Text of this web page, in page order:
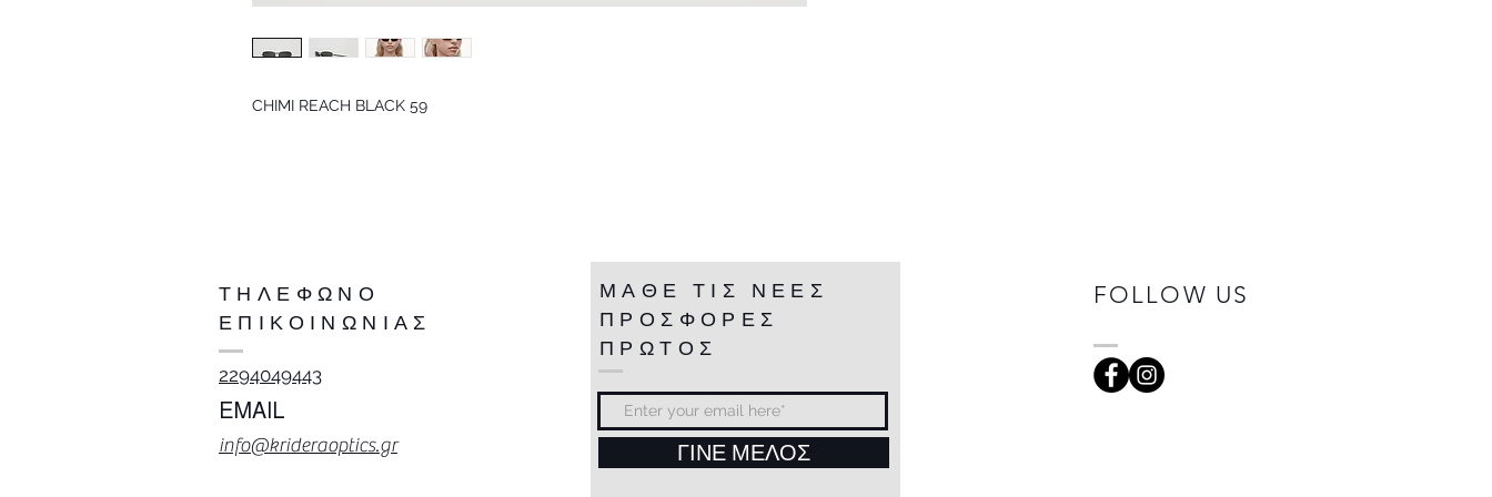
CHIMI REACH BLACK 59
ΤΗΛΕΦΩΝΟ
ΕΠΙΚΟΙΝΩΝΙΑΣ
2294049443
EMAIL
info@krideraoptics.gr
ΜΑΘΕ ΤΙΣ ΝΕΕΣ
ΠΡΟΣΦΟΡΕΣ
ΠΡΩΤΟΣ
ΓΙΝΕ ΜΕΛΟΣ
FOLLOW US